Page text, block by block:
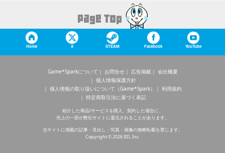
Home X STEAM Facebook YouTube
Game*Sparkについて お問合せ 広告掲載
会社概要
個人情報保護方針
個人情報の取り扱いについて（Game*Spark）
利用規約
特定商取引法に基づく表記
紹介した商品/サービスを購入、契約した場合に、
売上の一部が弊社サイトに還元されることがあります。
当サイトに掲載の記事・見出し・写真・画像の無断転載を禁じます。
Copyright © 2026 IID, Inc.